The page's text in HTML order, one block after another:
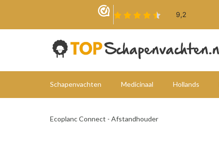
Schapenvachten Medicinaal Hollands
Ecoplanc Connect - Afstandhouder